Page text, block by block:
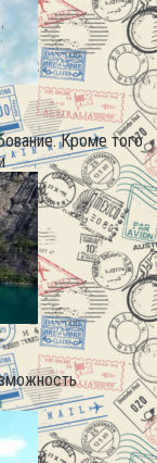
Кроме того